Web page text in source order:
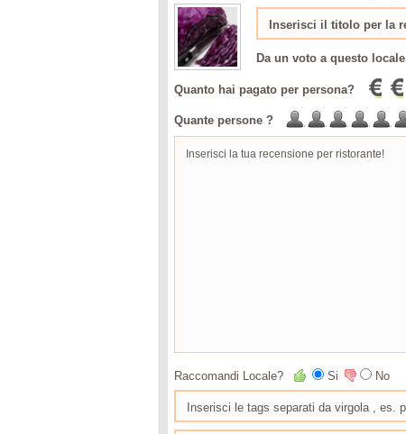
Da un voto a questo locale
Quanto hai pagato per persona?
Quante persone ?
Raccomandi Locale? Si No